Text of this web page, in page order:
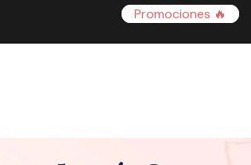
Promociones 🔥